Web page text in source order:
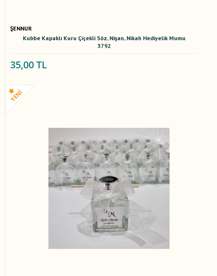
ŞENNUR
Kubbe Kapaklı Kuru Çiçekli Söz, Nişan, Nikah Hediyelik Mumu
3792
35,00 TL